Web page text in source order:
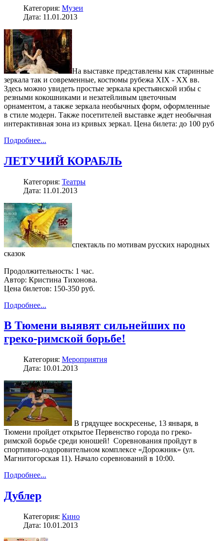
Категория: Музеи
Дата: 11.01.2013
На выставке представлены как старинные
зеркала так и современные, костюмы рубежа ХIХ - ХХ вв.
Здесь можно увидеть простые зеркала крестьянской избы с
резными кокошниками и незатейливым цветочным
орнаментом, а также зеркала необычных форм, оформленные
в стиле модерн. Также посетителей выставке ждет необычная
интерактивная зона из кривых зеркал. Цена билета: до 100 руб
Подробнее...
ЛЕТУЧИЙ КОРАБЛЬ
Категория: Театры
Дата: 11.01.2013
спектакль по мотивам русских народных
сказок
Продолжительность: 1 час.
Автор: Кристина Тихонова.
Цена билетов: 150-350 руб.
Подробнее...
В Тюмени выявят сильнейших по
греко-римской борьбе!
Категория: Мероприятия
Дата: 10.01.2013
В грядущее воскресенье, 13 января, в
Тюмени пройдет открытое Первенство города по греко-
римской борьбе среди юношей! Соревнования пройдут в
спортивно-оздоровительном комплексе «Дорожник» (ул.
Магнитогорская 11). Начало соревнований в 10:00.
Подробнее...
Дублер
Категория: Кино
Дата: 10.01.2013